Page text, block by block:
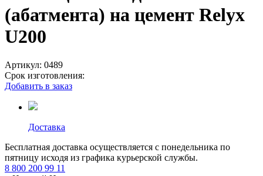
(абатмента) на цемент Relyx
U200
Артикул: 0489
Срок изготовления:
Добавить в заказ
Доставка
Бесплатная доставка осуществляется с понедельника по
пятницу исходя из графика курьерской службы.
8 800 200 99 11